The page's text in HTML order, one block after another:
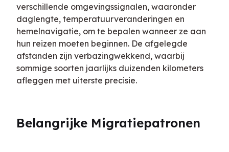
verschillende omgevingssignalen, waaronder
daglengte, temperatuurveranderingen en
hemelnavigatie, om te bepalen wanneer ze aan
hun reizen moeten beginnen. De afgelegde
afstanden zijn verbazingwekkend, waarbij
sommige soorten jaarlijks duizenden kilometers
afleggen met uiterste precisie.
Belangrijke Migratiepatronen